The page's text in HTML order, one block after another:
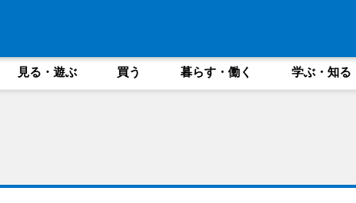
見る・遊ぶ 買う 暮らす・働く 学ぶ・知る